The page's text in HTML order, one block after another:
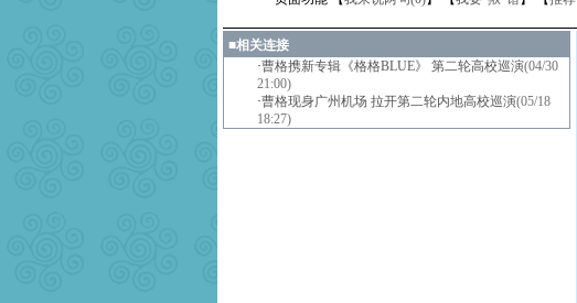
■相关连接
·曹格携新专辑《格格BLUE》 第二轮高校巡演(04/30
21:00)
·曹格现身广州机场 拉开第二轮内地高校巡演(05/18
18:27)